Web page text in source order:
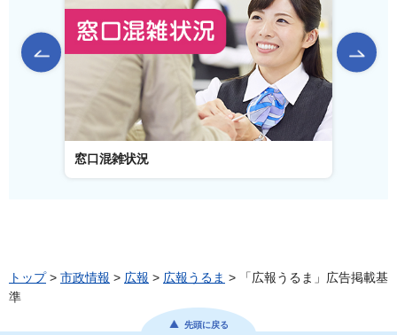
前のスライドを表示
窓口混雑状況
トップ> 市政情報 > 広報 > 広報うるま > 「広報うるま」広告掲載基
準
先頭に戻る